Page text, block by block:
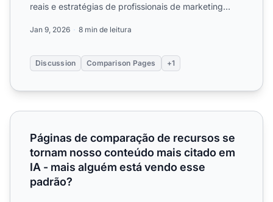
reais e estratégias de profissionais de marketing
Jan 9, 2026 8 min de leitura
Discussion Comparison Pages +1
Páginas de comparação de recursos se tornam nosso
Páginas de comparação de recursos se
tornam nosso conteúdo mais citado em
IA - mais alguém está vendo esse
padrão?